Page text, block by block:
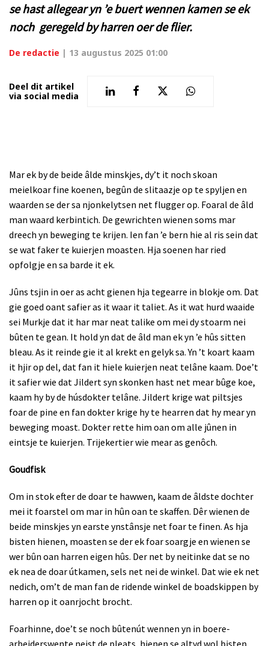
se hast allegear yn ’e buert wennen kamen se ek
noch geregeld by harren oer de flier.
De redactie | 13 augustus 2025 01:00
Deel dit artikel
via social media
Mar ek by de beide âlde minskjes, dy’t it noch skoan
meielkoar fine koenen, begûn de slitaazje op te spyljen en
waarden se der sa njonkelytsen net flugger op. Foaral de âld
man waard kerbintich. De gewrichten wienen soms mar
dreech yn beweging te krijen. Ien fan ’e bern hie al ris sein dat
se wat faker te kuierjen moasten. Hja soenen har ried
opfolgje en sa barde it ek.
Jûns tsjin in oer as acht gienen hja tegearre in blokje om. Dat
gie goed oant safier as it waar it taliet. As it wat hurd waaide
sei Murkje dat it har mar neat talike om mei dy stoarm nei
bûten te gean. It hold yn dat de âld man ek yn ’e hûs sitten
bleau. As it reinde gie it al krekt en gelyk sa. Yn ’t koart kaam
it hjir op del, dat fan it hiele kuierjen neat telâne kaam. Doe’t
it safier wie dat Jildert syn skonken hast net mear bûge koe,
kaam hy by de húsdokter telâne. Jildert krige wat piltsjes
foar de pine en fan dokter krige hy te hearren dat hy mear yn
beweging moast. Dokter rette him oan om alle jûnen in
eintsje te kuierjen. Trijekertier wie mear as genôch.
Goudfisk
Om in stok efter de doar te hawwen, kaam de âldste dochter
mei it foarstel om mar in hûn oan te skaffen. Dêr wienen de
beide minskjes yn earste ynstânsje net foar te finen. As hja
bisten hienen, moasten se der ek foar soargje en wienen se
wer bûn oan harren eigen hûs. Der net by neitinke dat se no
ek nea de doar útkamen, sels net nei de winkel. Dat wie ek net
nedich, om’t de man fan de ridende winkel de boadskippen by
harren op it oanrjocht brocht.
Foarhinne, doe’t se noch bûtenút wennen yn in boere-
arbeiderswente neist de pleats, hienen se altyd wol bisten